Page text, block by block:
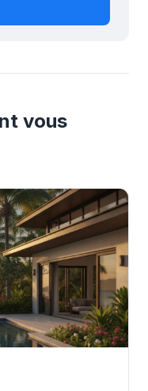
vous